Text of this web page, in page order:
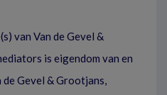
van Van de Gevel &
is eigendom van en
Gevel & Grootjans,